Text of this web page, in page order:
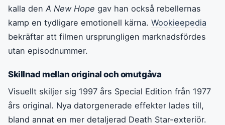
kalla den A New Hope gav han också rebellernas
kamp en tydligare emotionell kärna. Wookieepedia
bekräftar att filmen ursprungligen marknadsfördes
utan episodnummer.
Skillnad mellan original och omutgåva
Visuellt skiljer sig 1997 års Special Edition från 1977
års original. Nya datorgenerade effekter lades till,
bland annat en mer detaljerad Death Star-exteriör.